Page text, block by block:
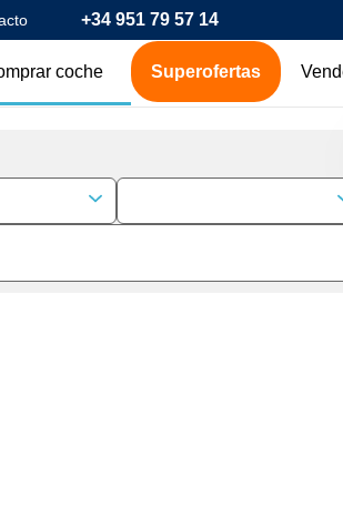
+34 951 79 57 14
coche
Coches Eléctricos
Superofertas